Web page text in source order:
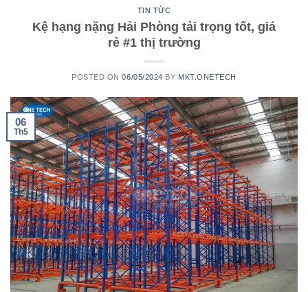
TIN TỨC
Kệ hạng nặng Hải Phòng tải trọng tốt, giá
rẻ #1 thị trường
POSTED ON06/05/2024 BY MKT.ONETECH
06
Th5